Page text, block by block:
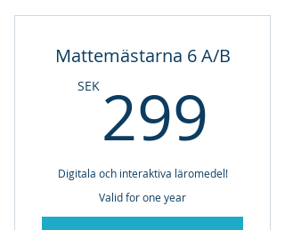
Mattemästarna 6 A/B
SEK 299
Digitala och interaktiva läromedel!
Valid for one year